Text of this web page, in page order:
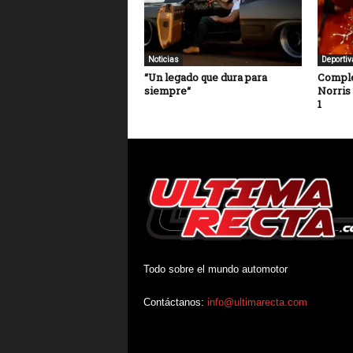
Noticias
“Un legado que dura para
siempre“
Norris
1
Todo sobre el mundo automotor
Contáctanos: info@ultimarecta.com